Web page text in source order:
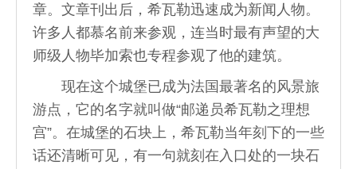
章。文章刊出后，希瓦勒迅速成为新闻人物。
许多人都慕名前来参观，连当时最有声望的大
师级人物毕加索也专程参观了他的建筑。
现在这个城堡已成为法国最著名的风景旅
游点，它的名字就叫做“邮递员希瓦勒之理想
宫”。在城堡的石块上，希瓦勒当年刻下的一些
话还清晰可见，有一句就刻在入口处的一块石